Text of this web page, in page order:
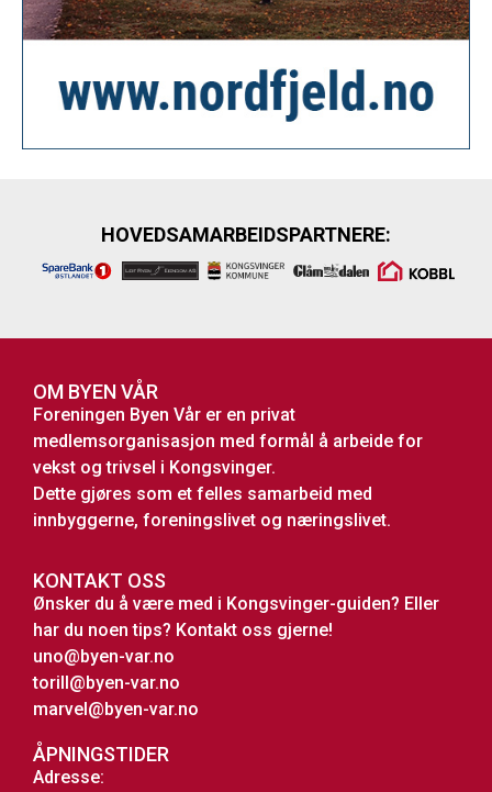
HOVEDSAMARBEIDSPARTNERE:
OM BYEN VÅR
Foreningen Byen Vår er en privat
medlemsorganisasjon med formål å arbeide for
vekst og trivsel i Kongsvinger.
Dette gjøres som et felles samarbeid med
innbyggerne, foreningslivet og næringslivet.
KONTAKT OSS
Ønsker du å være med i Kongsvinger-guiden? Eller
har du noen tips? Kontakt oss gjerne!
uno@byen-var.no
torill@byen-var.no
marvel@byen-var.no
ÅPNINGSTIDER
Adresse: